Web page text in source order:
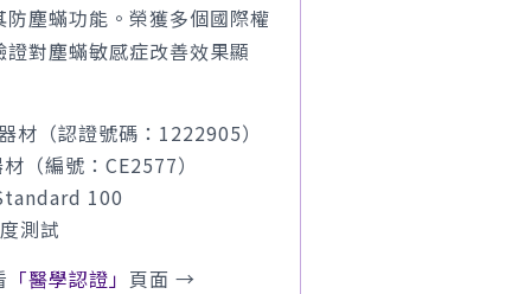
塵蟎功能。榮獲多個國際權
對塵蟎敏感症改善效果顯
材（認證號碼：1222905）
（編號：CE2577）
100
測試
「醫學認證」 頁面 →